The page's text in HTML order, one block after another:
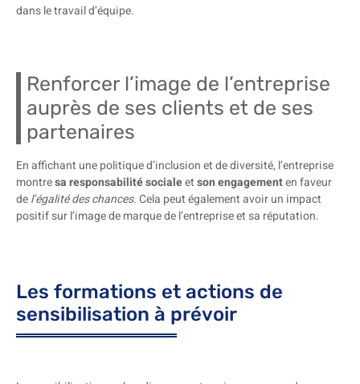
dans le travail d’équipe.
Renforcer l’image de l’entreprise
auprès de ses clients et de ses
partenaires
En affichant une politique d’inclusion et de diversité, l’entreprise
montresa responsabilité socialeetson engagementen faveur
del’égalité des chances. Cela peut également avoir un impact
positif sur l’image de marque de l’entreprise et sa réputation.
Les formations et actions de
sensibilisation à prévoir